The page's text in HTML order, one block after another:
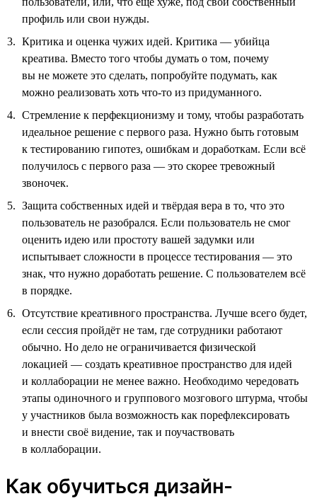
профиль или свои нужды.
Критика и оценка чужих идей. Критика — убийца
креатива. Вместо того чтобы думать о том, почему
вы не можете это сделать, попробуйте подумать, как
можно реализовать хоть что-то из придуманного.
Стремление к перфекционизму и тому, чтобы разработать
идеальное решение с первого раза. Нужно быть готовым
к тестированию гипотез, ошибкам и доработкам. Если всё
получилось с первого раза — это скорее тревожный
звоночек.
Защита собственных идей и твёрдая вера в то, что это
пользователь не разобрался. Если пользователь не смог
оценить идею или простоту вашей задумки или
испытывает сложности в процессе тестирования — это
знак, что нужно доработать решение. С пользователем всё
в порядке.
Отсутствие креативного пространства. Лучше всего будет,
если сессия пройдёт не там, где сотрудники работают
обычно. Но дело не ограничивается физической
локацией — создать креативное пространство для идей
и коллаборации не менее важно. Необходимо чередовать
этапы одиночного и группового мозгового штурма, чтобы
у участников была возможность как порефлексировать
и внести своё видение, так и поучаствовать
в коллаборации.
Как обучиться дизайн-